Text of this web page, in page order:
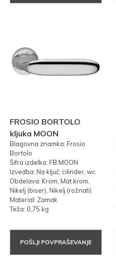
FROSIO BORTOLO
kljuka MOON
Blagovna znamka: Frosio
Bortolo
Šifra izdelka: FB.MOON
Izvedba: Na ključ, cilinder, wc
Obdelava: Krom, Mat krom,
Nikelj (biser), Nikelj (rožnati)
Material: Zamak
Teža: 0,75 kg
POŠLJI POVPRAŠEVANJE